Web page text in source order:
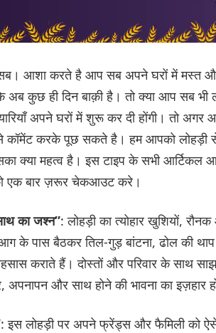
आशा करते है आप सब अपने घरों में मस्त
अब कुछ ही दिन बाक़ी है। तो क्या आप सब
अपने घरों में शुरू कर दी होंगी। तो
कॉमेंट करके पूछ सकते है। हम आपको लोहड़ी
क्या महत्व है। इस टाइप के सभी आर्टिकल
एक बार ज़रूर चेकआउट करे।
का जश्न”: लोहड़ी का त्योहार खुशियों,
के पास बैठकर तिल-गुड़ बांटना, ढोल की
कराते हैं। दोस्तों और परिवार के साथ
अपनापन और साथ होने की भावना का इज़हार
: इस लोहड़ी पर अपने फ्रेंड्स और फैमिली को